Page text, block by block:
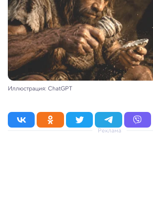
Иллюстрация: ChatGPT
Реклама